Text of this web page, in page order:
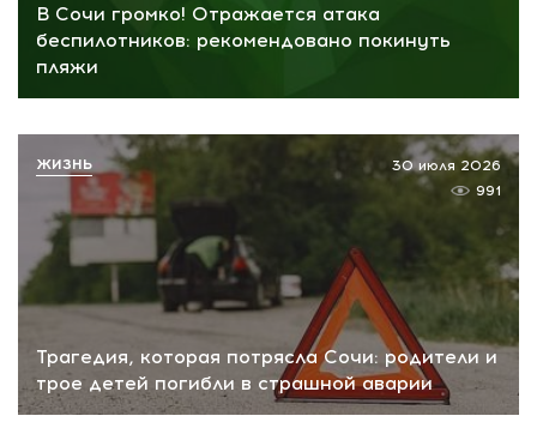
В Сочи громко! Отражается атака
беспилотников: рекомендовано покинуть
пляжи
Трагедия, которая потрясла Сочи: родители и
трое детей погибли в страшной аварии
30 июля 2026
991
ЖИЗНЬ